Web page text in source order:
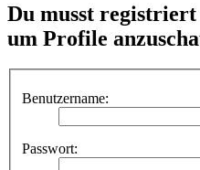
Du musst registriert
um Profile
Benutzername:
Passwort: